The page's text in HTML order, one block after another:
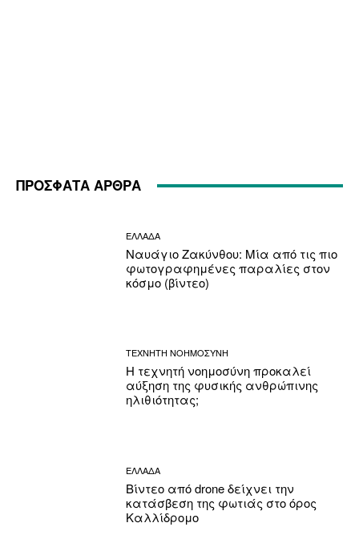
ΠΡΟΣΦΑΤΑ ΑΡΘΡΑ
ΕΛΛΑΔΑ
Ναυάγιο Ζακύνθου: Μία από τις πιο
φωτογραφημένες παραλίες στον
κόσμο (βίντεο)
ΤΕΧΝΗΤΗ ΝΟΗΜΟΣΥΝΗ
Η τεχνητή νοημοσύνη προκαλεί
αύξηση της φυσικής ανθρώπινης
ηλιθιότητας;
ΕΛΛΑΔΑ
Βίντεο από drone δείχνει την
κατάσβεση της φωτιάς στο όρος
Καλλίδρομο